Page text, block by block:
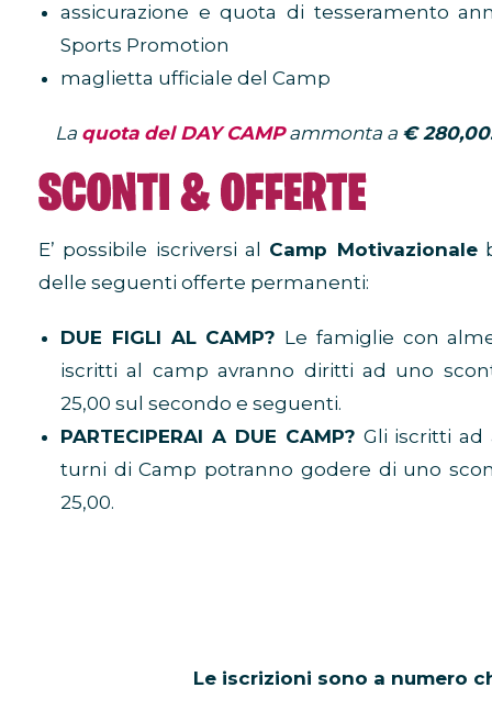
assicurazione e quota di tesseramento
Sports Promotion
maglietta ufficiale del Camp
La quota del DAY CAMPammonta a €
E’ possibile iscriversi al Camp Motivazionale
delle seguenti offerte permanenti:
DUE FIGLI AL CAMP? Le famiglie con
iscritti al camp avranno diritti ad uno
25,00 sul secondo e seguenti.
PARTECIPERAI A DUE CAMP? Gli iscritti
turni di Camp potranno godere di uno
25,00.
Le iscrizioni sono a numero